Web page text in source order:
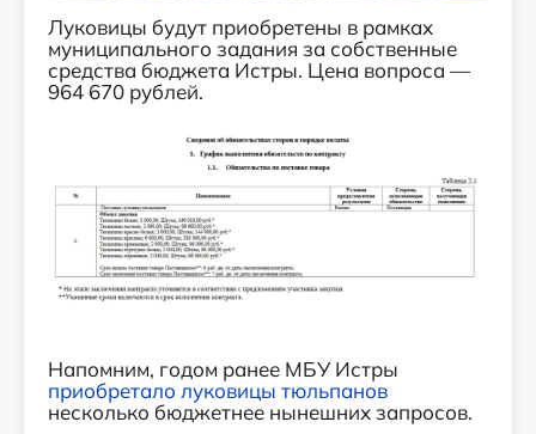
Луковицы будут приобретены в рамках
муниципального задания за собственные
средства бюджета Истры. Цена вопроса —
964 670 рублей.
Напомним, годом ранее МБУ Истры
приобретало луковицы тюльпанов
несколько бюджетнее нынешних запросов.